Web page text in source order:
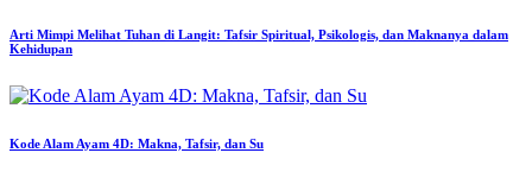
Arti Mimpi Melihat Tuhan di Langit: Tafsir Spiritual, Psikologis, dan Maknanya dalam
Kehidupan
Kode Alam Ayam 4D: Makna, Tafsir, dan Su